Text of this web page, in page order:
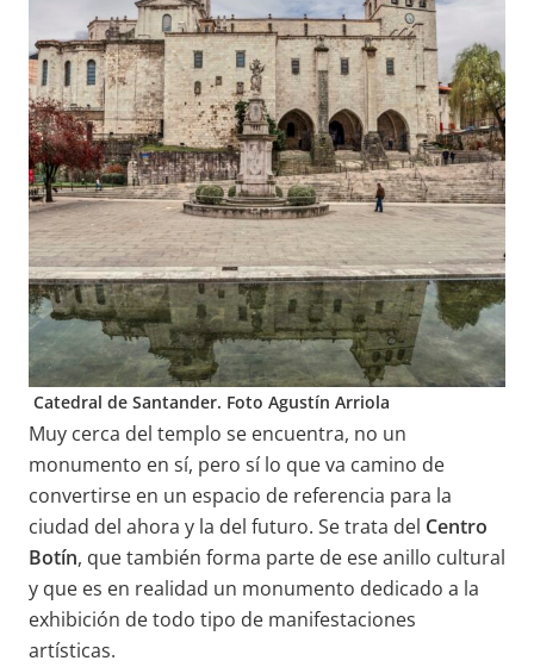
Catedral de Santander. Foto Agustín Arriola
Muy cerca del templo se encuentra, no un
monumento en sí, pero sí lo que va camino de
convertirse en un espacio de referencia para la
ciudad del ahora y la del futuro. Se trata del Centro
Botín, que también forma parte de ese anillo cultural
y que es en realidad un monumento dedicado a la
exhibición de todo tipo de manifestaciones
artísticas.